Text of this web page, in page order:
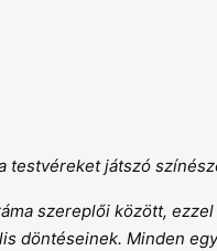
testvéreket játszó
szereplői között,
döntéseinek. Minden